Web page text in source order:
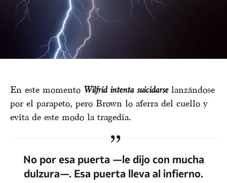
En este momento Wilfrid intenta suicidarselanzándose
por el parapeto, pero Brown lo aferra del cuello y
evita de este modo la tragedia.
No por esa puerta —le dijo con mucha
dulzura—. Esa puerta lleva al infierno.